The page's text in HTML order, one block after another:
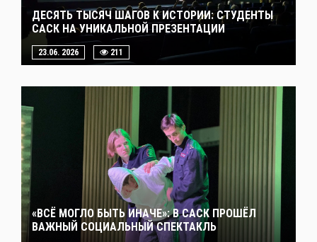
ДЕСЯТЬ ТЫСЯЧ ШАГОВ К ИСТОРИИ: СТУДЕНТЫ
САСК НА УНИКАЛЬНОЙ ПРЕЗЕНТАЦИИ
23.06. 2026 211
«ВСЁ МОГЛО БЫТЬ ИНАЧЕ»: В САСК ПРОШЁЛ
ВАЖНЫЙ СОЦИАЛЬНЫЙ СПЕКТАКЛЬ